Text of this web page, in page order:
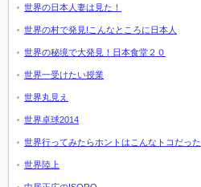
世界の日本人妻は見た！
世界の村で発見!こんなところに日本人
世界の秘境で大発見！日本食堂２０
世界一受けたい授業
世界丸見え
世界卓球2014
世界行ってみたらホントはこんなトコだった
世界陸上